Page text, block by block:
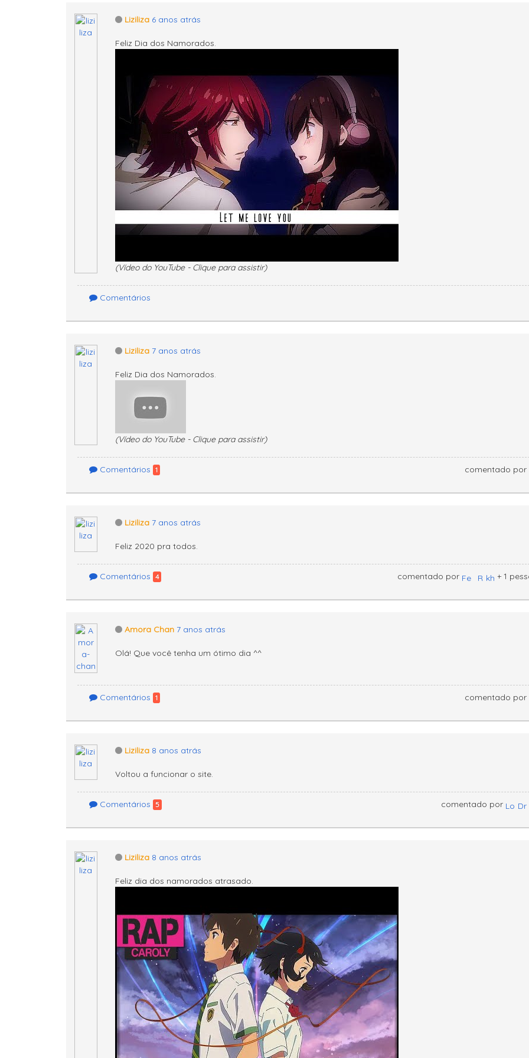
Liziliza 6 anos atrás
Feliz Dia dos Namorados.
(Vídeo do YouTube - Clique para assistir)
Comentários
Liziliza 7 anos atrás
Feliz Dia dos Namorados.
(Vídeo do YouTube - Clique para assistir)
Comentários 1 comentado por
Liziliza 7 anos atrás
Feliz 2020 pra todos.
Comentários 4 comentado por + 1
Amora Chan 7 anos atrás
Olá! Que você tenha um ótimo dia ^^
Comentários 1 comentado por
Liziliza 8 anos atrás
Voltou a funcionar o site.
Comentários 5 comentado por
Liziliza 8 anos atrás
Feliz dia dos namorados atrasado.